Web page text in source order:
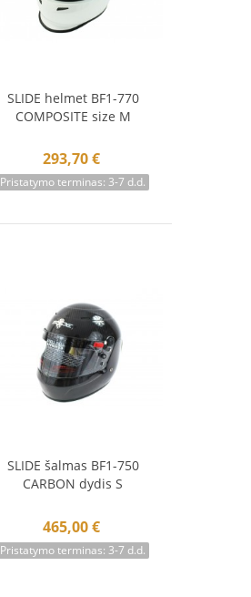
Į krepšelį
SLIDE helmet BF1-770
COMPOSITE size M
293,70 €
Pristatymo terminas: 3-7 d.d.
Į krepšelį
SLIDE šalmas BF1-750
CARBON dydis S
465,00 €
Pristatymo terminas: 3-7 d.d.